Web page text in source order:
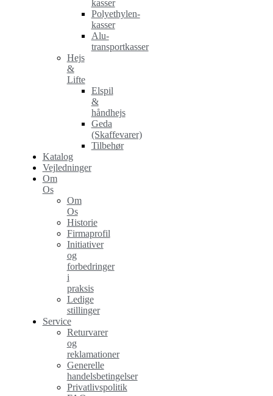
kasser
Polyethylen-
kasser
Alu-
transportkasser
Hejs
&
Lifte
Elspil
&
håndhejs
Geda
(Skaffevarer)
Tilbehør
Katalog
Vejledninger
Om
Os
Om
Os
Historie
Firmaprofil
Initiativer
og
forbedringer
i
praksis
Ledige
stillinger
Service
Returvarer
og
reklamationer
Generelle
handelsbetingelser
Privatlivspolitik